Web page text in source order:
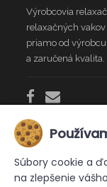
Výrobcovia
relaxačných
priamo od
a zaručená kvalita.
Kontakt
Súbory cookie a
na zlepšenie